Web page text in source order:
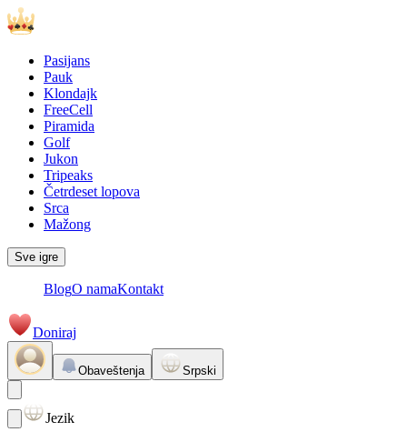
Pasijans
Pauk
Klondajk
FreeCell
Piramida
Golf
Jukon
Tripeaks
Četrdeset lopova
Srca
Mažong
Sve igre
BlogO namaKontakt
Doniraj
Obaveštenja Srpski
Jezik